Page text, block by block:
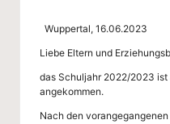
u
p
p
Wuppertal, 16.06.2023
Liebe Eltern und
das Schuljahr 2022/2023 ist
angekommen.
Nach den